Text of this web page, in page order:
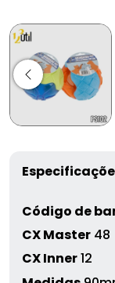
Código de
CX Master 48
CX Inner12